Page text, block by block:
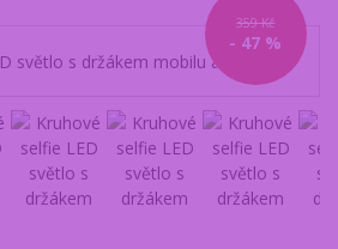
359 Kč
- 47 %